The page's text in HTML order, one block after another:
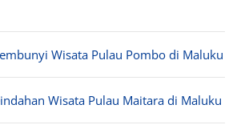
Wisata Pulau Pombo di Maluku
Wisata Pulau Maitara di Maluku